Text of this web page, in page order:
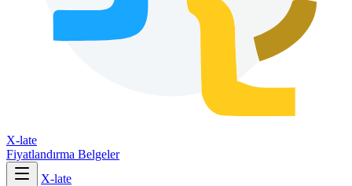
X-late
Fiyatlandırma Belgeler
X-late